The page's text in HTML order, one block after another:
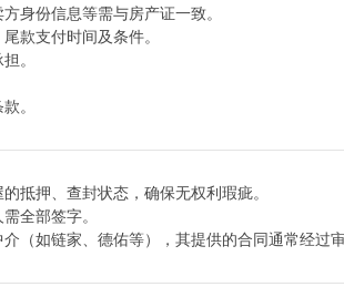
身份信息等需与房产证一致。
款支付时间及条件。
。
。
抵押、查封状态，确保无权利瑕疵。
全部签字。
（如链家、德佑等），其提供的合同通常经过审